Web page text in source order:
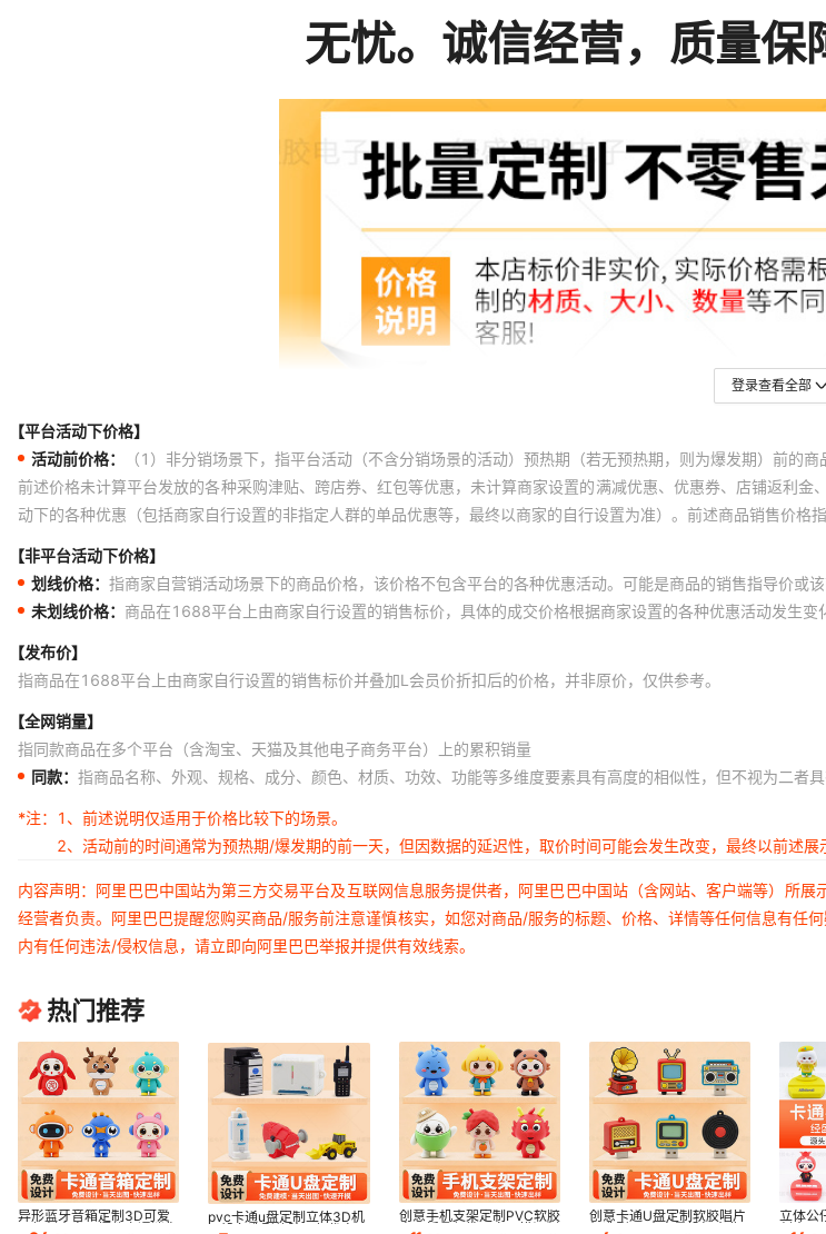
登录查看全部
【平台活动下价格】
活动前价格：
（1）非分销场景下，指平台活动（不含分销场景的活动）预热期（若无预热期，则为爆发期）前
前述价格未计算平台发放的各种采购津贴、跨店券、红包等优惠，未计算商家设置的满减优惠、优惠券、店铺返利
动下的各种优惠（包括商家自行设置的非指定人群的单品优惠等，最终以商家的自行设置为准）。前述商品销售价格
【非平台活动下价格】
划线价格： 指商家自营销活动场景下的商品价格，该价格不包含平台的各种优惠活动。可能是商品的销售指导价或
未划线价格： 商品在1688平台上由商家自行设置的销售标价，具体的成交价格根据商家设置的各种优惠活动发生变
【发布价】
指商品在1688平台上由商家自行设置的销售标价并叠加L会员价折扣后的价格，并非原价，仅供参考。
【全网销量】
指同款商品在多个平台（含淘宝、天猫及其他电子商务平台）上的累积销量
同款： 指商品名称、外观、规格、成分、颜色、材质、功效、功能等多维度要素具有高度的相似性，但不视为二者
*注：
1、前述说明仅适用于价格比较下的场景。
2、活动前的时间通常为预热期/爆发期的前一天，但因数据的延迟性，取价时间可能会发生改变，最终以前述展
内容声明：阿里巴巴中国站为第三方交易平台及互联网信息服务提供者，阿里巴巴中国站（含网站、客户端等）所
经营者负责。阿里巴巴提醒您购买商品/服务前注意谨慎核实，如您对商品/服务的标题、价格、详情等任何信息有
内有任何违法/侵权信息，请立即向阿里巴巴举报并提供有效线索。
热门推荐
异形蓝牙音箱定制3D可爱
公仔创意桌面摆件卡通迷你
pvc卡通u盘定制立体3D机
器设备造型软胶公仔优盘
创意手机支架定制PVC软胶
桌面折叠便携厂家开模订制
创意卡通U盘定制软胶唱片
机造型64大容量投标企业
立体公
创意